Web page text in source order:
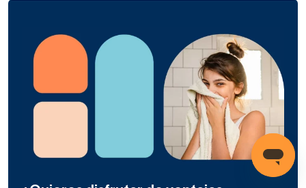
siempre muebles de estilo minimalista, de líneas
depuradas y muy poca ornamentación. Si te gustan los
detalles, quizás debes decantarte por estilos más
recargados como el clásico, rústico o vintage.
Para añadir un toque diferente al baño y ganar en amplitud
muebles de baño de
madera clara.
Encontrarás incluso opciones
más
como aquellos